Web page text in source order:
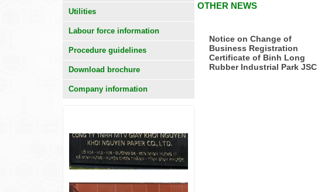
OTHER NEWS
Notice on Change of
Business Registration
Certificate of Binh Long
Rubber Industrial Park JSC
Utilities
Labour force information
Procedure guidelines
Download brochure
Company information